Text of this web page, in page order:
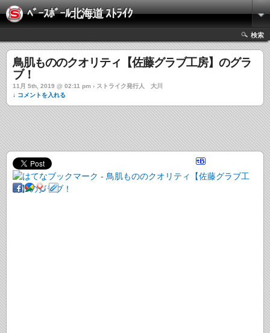
ﾍﾞｰｽﾎﾞｰﾙ北海道 ｽﾄﾗｲｸ
検索
鳥肌もののクオリティ【佐藤グラブ工房】のグラ
ブ！
11月 5th, 2019 @ 02:11 pm › ストライク発行人 大川
↓ コメントを入れる